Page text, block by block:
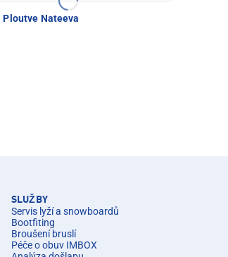
Ploutve Nateeva
SLUŽBY
Servis lyží a snowboardů
Bootfiting
Broušení bruslí
Péče o obuv IMBOX